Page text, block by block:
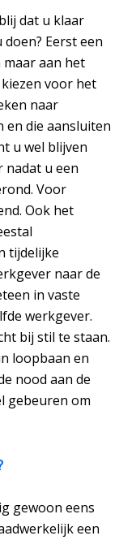
dat u klaar
Eerst een
aan het
voor het
naar
en die aansluiten
u wel blijven
nadat u een
Voor
Ook het
tijdelijke
naar de
in vaste
werkgever.
bij stil te staan.
loopbaan en
nood aan de
gebeuren om
gewoon eens
een